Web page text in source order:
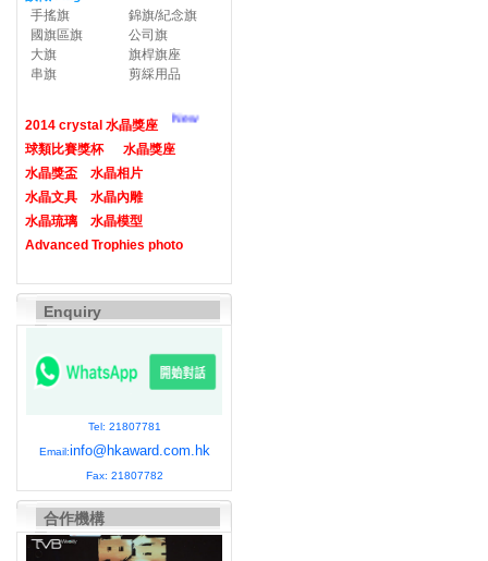
手搖旗
錦旗/紀念旗
國旗區旗
公司旗
大旗
旗桿旗座
串旗
剪綵用品
2014 crystal 水晶獎座 New
球類比賽獎杯
水晶獎座
水晶獎盃
水晶相片
水晶文具
水晶內雕
水晶琉璃
水晶模型
Advanced Trophies photo
Enquiry
Tel: 21807781
Email:info@hkaward.com.hk
Fax: 21807782
合作機構